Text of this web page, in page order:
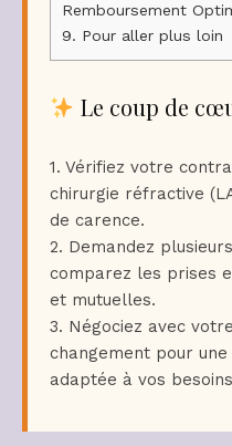
Remboursement
9. Pour aller plus loin
Le coup de
1. Vérifiez votre
chirurgie réfractive
de carence.
2. Demandez
comparez les prises
et mutuelles.
3. Négociez avec
changement pour
adaptée à vos